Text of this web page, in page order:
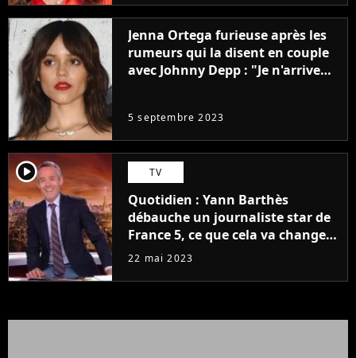
Jenna Ortega furieuse après les
rumeurs qui la disent en couple
avec Johnny Depp : "Je n'arrive
5 septembre 2023
player2 TV
Quotidien : Yann Barthès
débauche un journaliste star de
France 5, ce que cela va changer
à la rentrée
22 mai 2023